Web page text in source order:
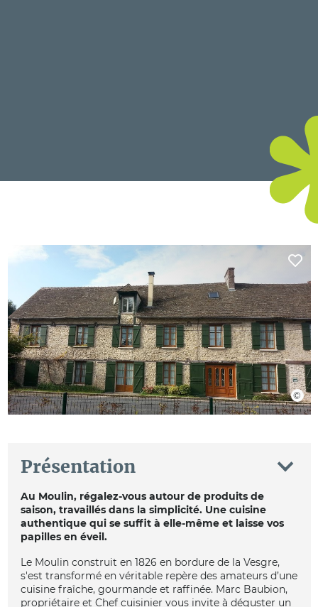
Présentation
Au Moulin, régalez-vous autour de produits de
saison, travaillés dans la simplicité. Une cuisine
authentique qui se suffit à elle-même et laisse vos
papilles en éveil.
Le Moulin construit en 1826 en bordure de la Vesgre,
s'est transformé en véritable repère des amateurs d’une
cuisine fraîche, gourmande et raffinée. Marc Baubion,
propriétaire et Chef cuisinier vous invite à déguster un